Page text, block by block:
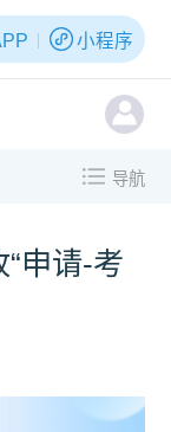
小程序
导航
申请-考